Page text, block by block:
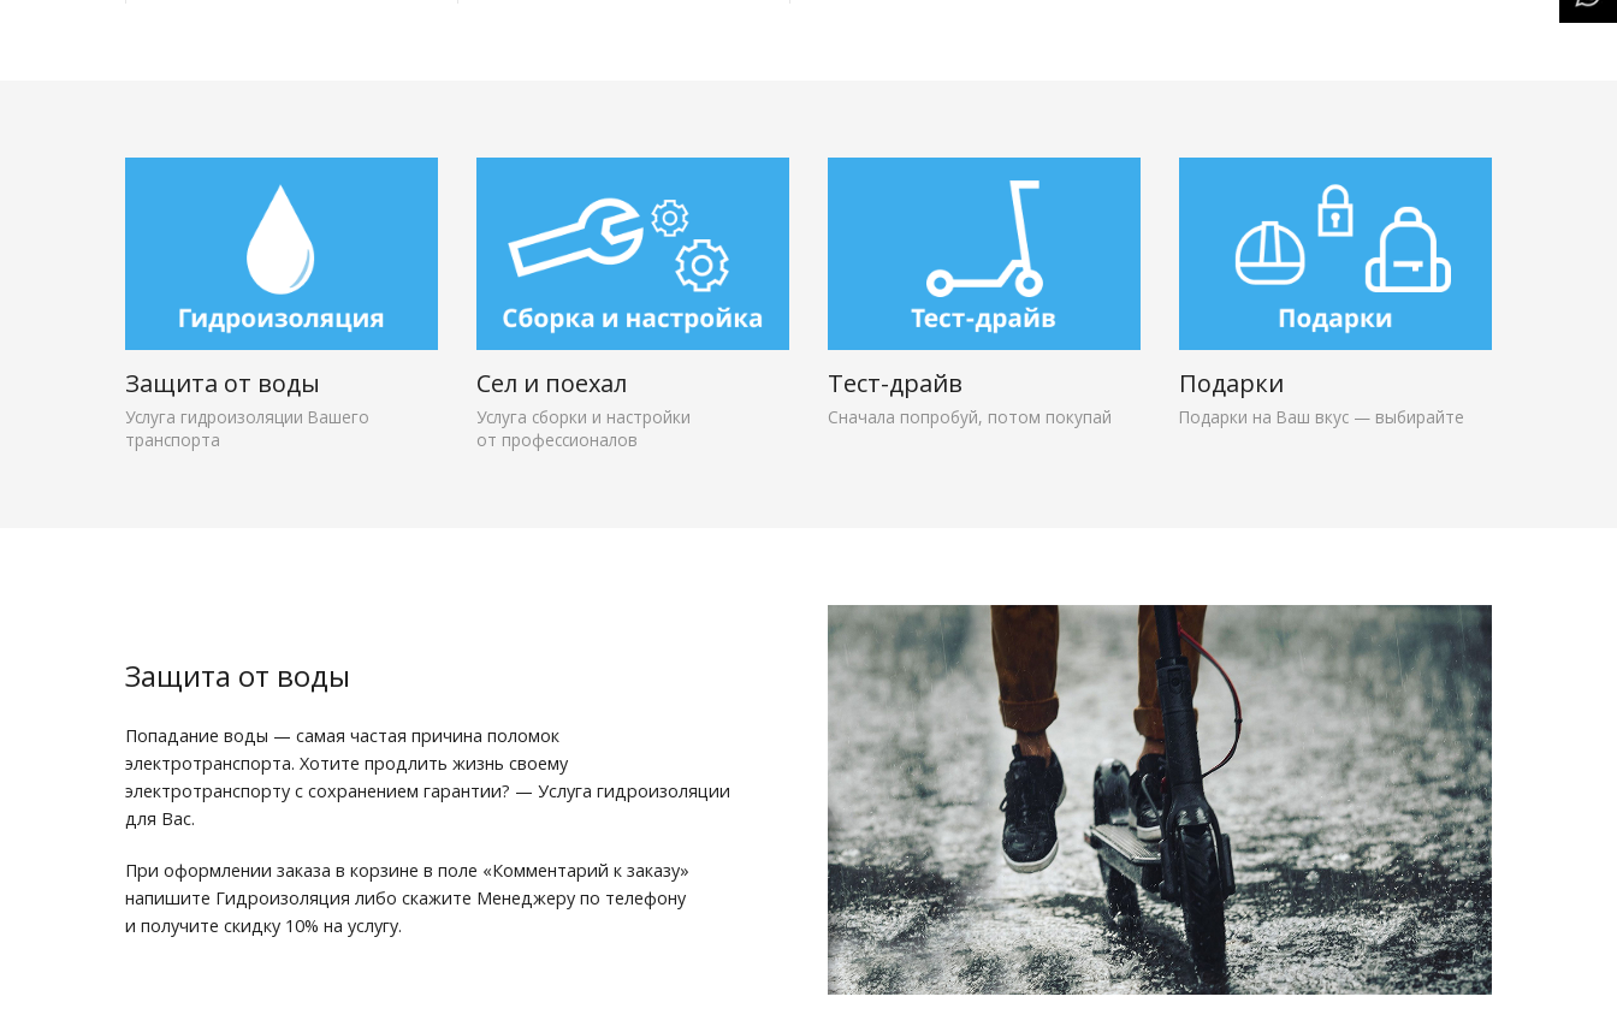
Защита от воды
Услуга гидроизоляции Вашего
транспорта
Сел и поехал
Услуга сборки и настройки
от профессионалов
Тест-драйв
Сначала попробуй, потом покупай
Подарки
Подарки на Ваш вкус — выбирайте
Защита от воды
Попадание воды — самая частая причина поломок
электротранспорта. Хотите продлить жизнь своему
электротранспорту с сохранением гарантии? — Услуга гидроизоляции
для Вас.
При оформлении заказа в корзине в поле «Комментарий к заказу»
напишите Гидроизоляция либо скажите Менеджеру по телефону
и получите скидку 10% на услугу.